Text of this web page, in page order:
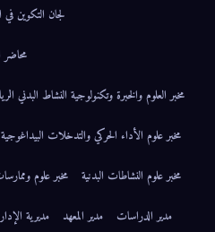
لجان التكوين في
مخبر العلوم والخبرة وتكنولوجية النشاط البدني
مخبر علوم الأداء الحركي والتدخلات البيداغوجية
مخبر علوم النشاطات البدنية
مخبر علوم
مدير الدراسات
مدير المعهد مديرية